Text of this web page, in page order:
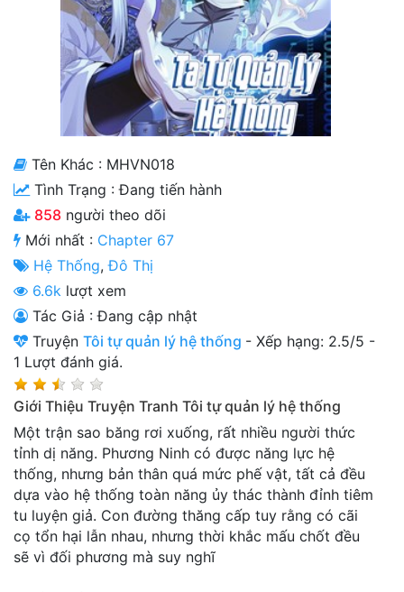
Huyền Huyễn
Kinh Dị
Lịch Sử
Mạt Thế
Ngôn Tình
Thanh xuân - Vườn trường
Truyện AI
Truyện Sáng Tác
Trùng Sinh
Trọng sinh
Tu Tiên
Xuyên Không
Tên Khác : MHVN018
Tình Trạng :Đang tiến hành
858 người theo dõi
Mới nhất : Chapter 67
Hệ Thống,Đô Thị
6.6k lượt xem
Tác Giả : Đang cập nhật
Truyện Tôi tự quản lý hệ thống - Xếp hạng: 2.5/5 -
1 Lượt đánh giá.
Giới Thiệu Truyện Tranh Tôi tự quản lý hệ thống
Một trận sao băng rơi xuống, rất nhiều người thức
tỉnh dị năng. Phương Ninh có được năng lực hệ
thống, nhưng bản thân quá mức phế vật, tất cả đều
dựa vào hệ thống toàn năng ủy thác thành đỉnh tiêm
tu luyện giả. Con đường thăng cấp tuy rằng có cãi
cọ tổn hại lẫn nhau, nhưng thời khắc mấu chốt đều
sẽ vì đối phương mà suy nghĩ